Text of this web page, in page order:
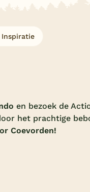
Inspiratie
en bezoek de
het prachtige
Coevorden!